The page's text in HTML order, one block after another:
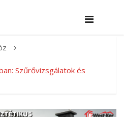
Szűrővizsgálatok és